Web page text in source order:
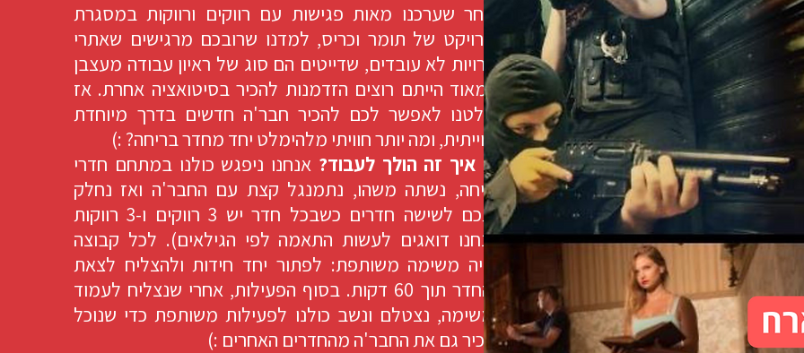
לאחר שערכנו מאות פגישות עם רווקים ורווקות במסגרת
הפרויקט של תומר וכריס, למדנו שרובכם מרגישים שאתרי
הכרויות לא עובדים, שדייטים הם סוג של ראיון עבודה מעצבן
ושמאוד הייתם רוצים הזדמנות להכיר בסיטואציה אחרת. אז
החלטנו לאפשר לכם להכיר חבר'ה חדשים בדרך מיוחדת
וחווייתית, ומה יותר חוויתי מלהימלט יחד מחדר בריחה? :)
אז איך זה הולך לעבוד? אנחנו ניפגש כולנו במתחם חדרי
בריחה, נשתה משהו, נתמנגל קצת עם החבר'ה ואז נחלק
אתכם לשישה חדרים כשבכל חדר יש 3 רווקים ו-3 רווקות
(אנחנו דואגים לעשות התאמה לפי הגילאים). לכל קבוצה
תהיה משימה משותפת: לפתור יחד חידות ולהצליח לצאת
מהחדר תוך 60 דקות. בסוף הפעילות, אחרי שנצליח לעמוד
במשימה, נצטלם ונשב כולנו לפעילות משותפת כדי שנוכל
להכיר גם את החבר'ה מהחדרים האחרים :)